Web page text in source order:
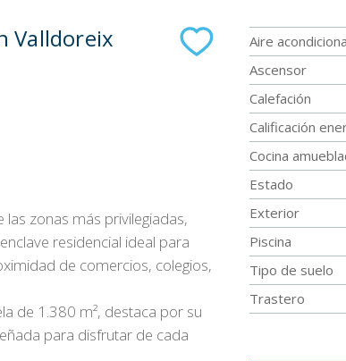
Valldoreix
zonas más privilegiadas,
residencial ideal para
de comercios, colegios,
de 1.380 m², destaca por su
para disfrutar de cada
Aire
Ascensor
Calefación
Calificación
Cocina
Estado
Exterior
Piscina
Tipo de suelo
Trastero